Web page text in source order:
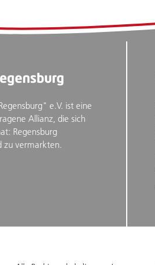
e.V. ist eine
Allianz, die sich
Regensburg
zu vermarkten.